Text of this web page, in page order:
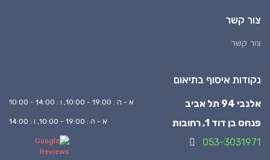
צור קשר
צור קשר
נקודות איסוף בתיאום
אלנבי 94 תל אביב א - ה : 19:00 - 10:00, ו : 14:00 - 10:00
פנחס בן דוד 1, רחובות א - ה : 19:00 - 10:00, ו : 14:00
053-3031971